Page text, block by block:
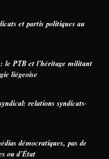
et partis politiques au
le PTB et l’héritage militant
liégeoise
relations syndicats-
démocratiques, pas de
ou d’État